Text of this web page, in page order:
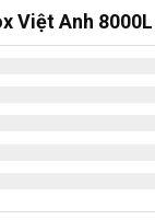
Việt Anh